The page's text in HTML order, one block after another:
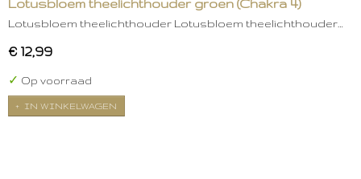
Lotusbloem theelichthouder groen (Chakra 4)
Lotusbloem theelichthouder Lotusbloem theelichthouder…
€ 12,99
✓ Op voorraad
IN WINKELWAGEN